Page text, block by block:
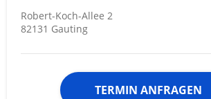
Robert-Koch-Allee 2
82131 Gauting
TERMIN ANFRAGEN